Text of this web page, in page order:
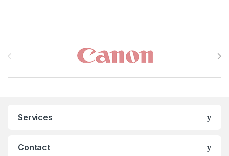
Services
Contact